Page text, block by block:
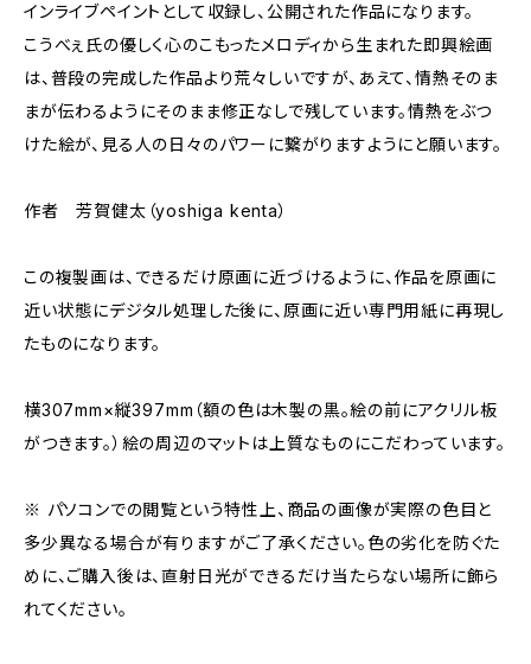
インライブペイントとして収録し、公開された作品になります。
こうべぇ氏の優しく心のこもったメロディから生まれた即興絵画
は、普段の完成した作品より荒々しいですが、あえて、情熱そのま
まが伝わるようにそのまま修正なしで残しています。情熱をぶつ
けた絵が、見る人の日々のパワーに繋がりますようにと願います。
作者 芳賀健太（yoshiga kenta）
この複製画は、できるだけ原画に近づけるように、作品を原画に
近い状態にデジタル処理した後に、原画に近い専門用紙に再現し
たものになります。
横307mm×縦397mm（額の色は木製の黒。絵の前にアクリル板
がつきます。）絵の周辺のマットは上質なものにこだわっています。
※ パソコンでの閲覧という特性上、商品の画像が実際の色目と
多少異なる場合が有りますがご了承ください。色の劣化を防ぐた
めに、ご購入後は、直射日光ができるだけ当たらない場所に飾ら
れてください。